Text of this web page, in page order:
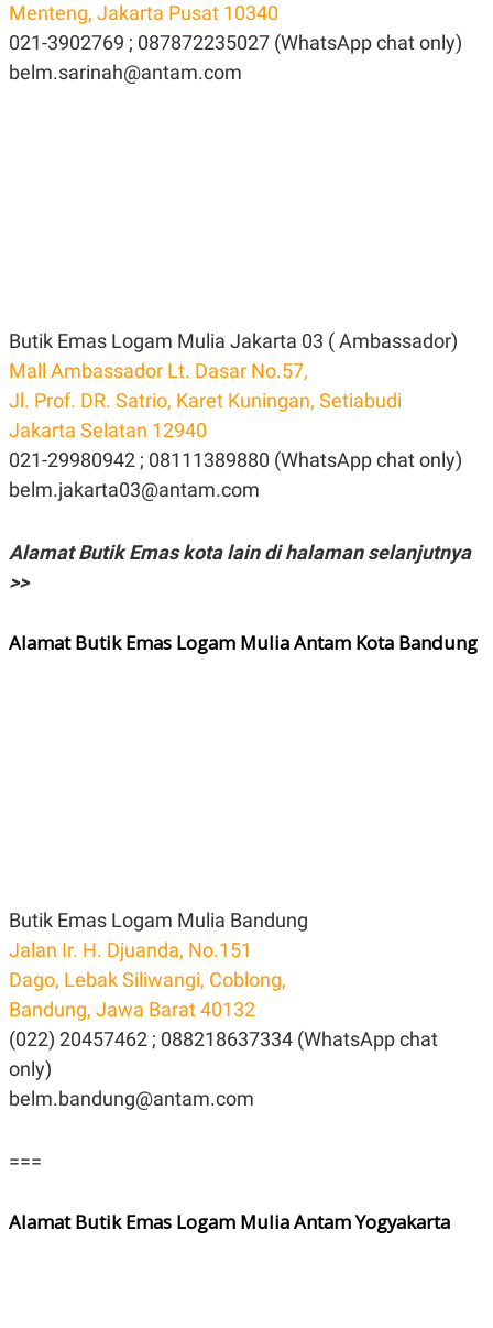
Menteng, Jakarta Pusat 10340
021-3902769 ; 087872235027 (WhatsApp chat only)
belm.sarinah@antam.com
Butik Emas Logam Mulia Jakarta 03 ( Ambassador)
Mall Ambassador Lt. Dasar No.57,
Jl. Prof. DR. Satrio, Karet Kuningan, Setiabudi
Jakarta Selatan 12940
021-29980942 ; 08111389880 (WhatsApp chat only)
belm.jakarta03@antam.com
Alamat Butik Emas kota lain di halaman selanjutnya
>>
Alamat Butik Emas Logam Mulia Antam Kota Bandung
Butik Emas Logam Mulia Bandung
Jalan Ir. H. Djuanda, No.151
Dago, Lebak Siliwangi, Coblong,
Bandung, Jawa Barat 40132
(022) 20457462 ; 088218637334 (WhatsApp chat
only)
belm.bandung@antam.com
===
Alamat Butik Emas Logam Mulia Antam Yogyakarta